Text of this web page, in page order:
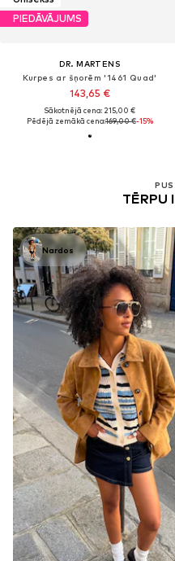
PIEDĀVĀJUMS
DR. MARTENS
Kurpes ar šņorēm '1461 Quad'
143,65 €
Sākotnējā cena: 215,00 €
Pēdējā zemākā cena:169,00 €-15%
TĒRPU
Nardos